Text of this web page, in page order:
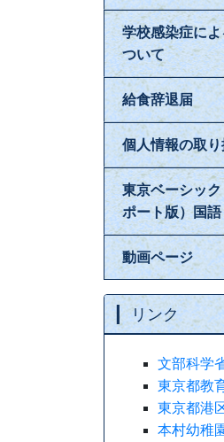
学校感染症に
ついて
給食辞退届
個人情報の取
東京ベーシッ
ポート版）国
動画ページ
リンク
文部科学
東京都教
東京都港
本村幼稚